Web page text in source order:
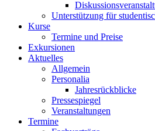
Unterstützung für
Kurse
Termine und Preise
Exkursionen
Aktuelles
Allgemein
Personalia
Jahresrückblicke
Pressespiegel
Veranstaltungen
Termine